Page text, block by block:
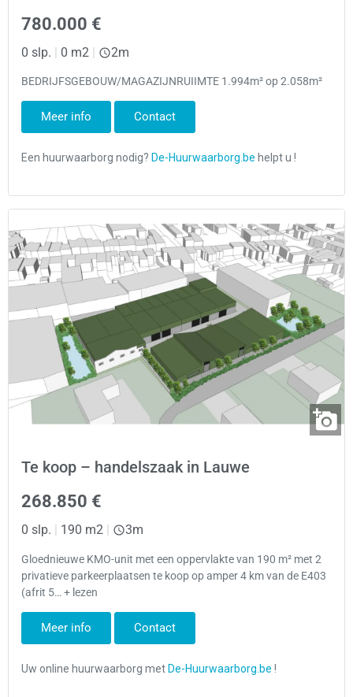
780.000 €
0 slp. | 0 m2 | 2m
BEDRIJFSGEBOUW/MAGAZIJNRUIIMTE 1.994m² op 2.058m²
Meer info Contact
Te koop – handelszaak in Lauwe
268.850 €
0 slp. 190 m2 3m
Gloednieuwe KMO-unit met een oppervlakte van 190 m² met 2
privatieve parkeerplaatsen te koop op amper 4 km van de E403
(afrit 5… + lezen
Meer info Contact